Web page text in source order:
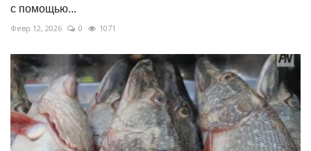
с помощью...
Февр 12, 2026 0 1071